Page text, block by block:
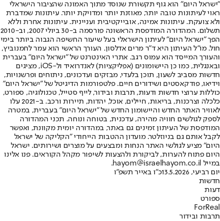
"ישראל היום" הוא גוף תקשורת שנוסד מתוך האמונה שהציבור הישראלי
ראוי לעיתונות טובה יותר, מאוזנת יותר ומדויקת יותר. עיתונות שמדברת
ולא צועקת. עיתונות אמינה, אובייקטיבית ועניינית. עיתונות אחרת וללא
תשלום. המהדורה המודפסת הראשונה פורסמה ב-30 ביולי 2007, וב-2010
הפך "ישראל היום" לעיתון הישראלי בעל שיעור החשיפה הגבוה ביותר בימי
חול. מו"ל העיתון היא ד"ר מרים אדלסון. העורך הראשי הוא עמר לחמנוביץ,
והעורך המייסד הוא עמוס רגב. אתרי האינטרנט של "ישראל היום" בעברית
ובאנגלית, כמו כן היישומונים (אפליקציות) לאנדרואיד ול-iOS, מציגים
חדשות מסביב לשעון, תוכן בלעדי, מבזקים ועדכונים, ניתוחים ופרשנויות,
וידיאו, פודקאסטים ושידורים חיים. פלטפורמות הדיגיטל של "ישראל היום"
כוללות ערוצי חדשות ודעות, תרבות ובידור, לייף סטייל, טכנולוגיה, ספורט,
כלכלה וצרכנות, בריאות, חיילים, אוכל, יהדות, תיירות ורכב. ב-2021 עלו
לאוויר האתר החדש והיישומון החדש של "ישראל היום" בעברית, במטרה
לספק לגולשים חוויה מהירה, עדכנית, בטוחה ונוחה. תכני המהדורה
המודפסת של העיתון זמינים גם באתר, במהדורה יומית מקוונת, ואפשר
לקבל אותם גם בניוזלטר. מועדון ההטבות הייחודי "הקליקה של ישראל
היום" מציע לגולשי האתר הנחות ומבצעים על מוצרים ושירותים. ישראל
היום פתוח להערות, לביקורת ולהצעות לשיפור מקהל הקוראים. פנו אלינו
במייל hayom@israelhayom.co.il.
יום רביעי, 13.5.2026
כ"ו באייר תשפ"ו
חדשות
דעות
ספורט
ForReal
תרבות ובידור